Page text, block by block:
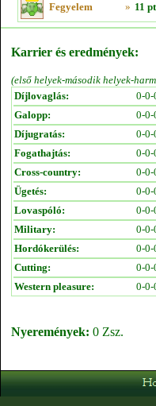
Fegyelem » 11 pt
Karrier és eredmények:
(első helyek-második helyek-
Díjlovaglás:
0-0-
Galopp:
0-0-
Díjugratás:
0-0-
Fogathajtás:
0-0-
Cross-country:
0-0-
Ügetés:
0-0-
Lovaspóló:
0-0-
Military:
0-0-
Hordókerülés:
0-0-
Cutting:
0-0-
Western pleasure:
0-0-
Nyeremények: 0 Zsz.